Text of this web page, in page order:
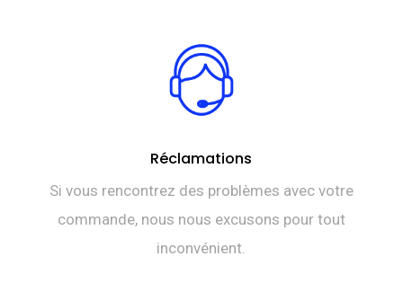
Réclamations
Si vous rencontrez des problèmes avec votre
commande, nous nous excusons pour tout
inconvénient.